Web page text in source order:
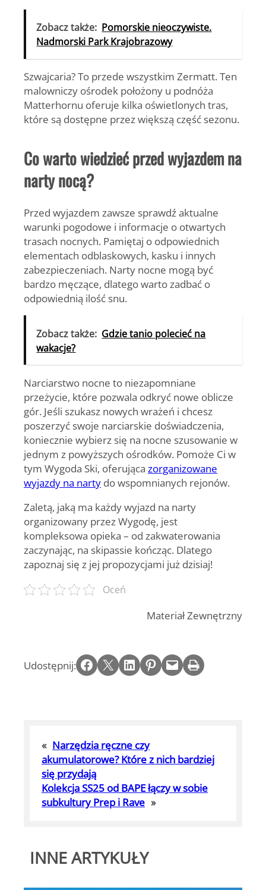
Zobacz także: Pomorskie nieoczywiste.
Nadmorski Park Krajobrazowy
Szwajcaria? To przede wszystkim Zermatt. Ten
malowniczy ośrodek położony u podnóża
Matterhornu oferuje kilka oświetlonych tras,
które są dostępne przez większą część sezonu.
Co warto wiedzieć przed wyjazdem na
narty nocą?
Przed wyjazdem zawsze sprawdź aktualne
warunki pogodowe i informacje o otwartych
trasach nocnych. Pamiętaj o odpowiednich
elementach odblaskowych, kasku i innych
zabezpieczeniach. Narty nocne mogą być
bardzo męczące, dlatego warto zadbać o
odpowiednią ilość snu.
Zobacz także: Gdzie tanio polecieć na
wakacje?
Narciarstwo nocne to niezapomniane
przeżycie, które pozwala odkryć nowe oblicze
gór. Jeśli szukasz nowych wrażeń i chcesz
poszerzyć swoje narciarskie doświadczenia,
koniecznie wybierz się na nocne szusowanie w
jednym z powyższych ośrodków. Pomoże Ci w
tym Wygoda Ski, oferująca zorganizowane
wyjazdy na narty do wspomnianych rejonów.
Zaletą, jaką ma każdywyjazd na narty
organizowany przez Wygodę, jest
kompleksowa opieka – od zakwaterowania
zaczynając, na skipassie kończąc. Dlatego
zapoznaj się z jej propozycjami już dzisiaj!
Oceń
Materiał Zewnętrzny
Udostępnij: Share on Facebook Email this Page Share on LinkedIn Share on Pinterest Email this Page Print this Page
« Narzędzia ręczne czy
akumulatorowe? Które z nich bardziej
się przydają
Kolekcja SS25 od BAPE łączy w sobie
subkultury Prep i Rave »
INNE ARTYKUŁY